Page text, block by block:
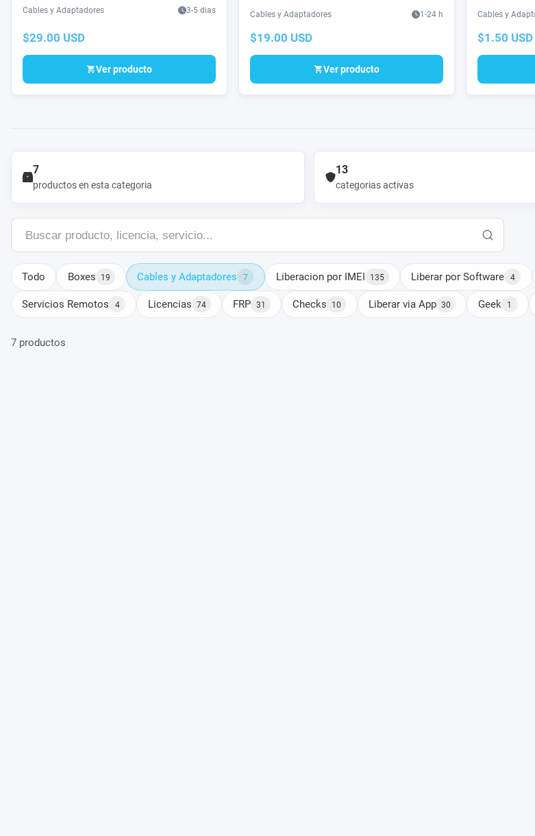
tu iPhone.
Cables y Adaptadores 3-5 dias
$29.00 USD
Ver producto
esquematicos
Cables y Adaptadores 1-24 h
$19.00 USD
Ver producto
Cables y
$1.50 USD
7
productos en esta categoria
13
categorias activas
Buscar
producto
Todo Boxes 19 Cables y Adaptadores 7 Liberacion por IMEI 135 Liberar por Software 4
Servicios Remotos 4 Licencias 74 FRP 31 Checks 10 Liberar via App 30 Geek 1
7 productos